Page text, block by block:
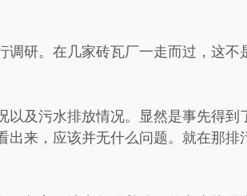
调研。在几家砖瓦厂一走而过，这不
及污水排放情况。显然是事先得到
出来，应该并无什么问题。就在那排